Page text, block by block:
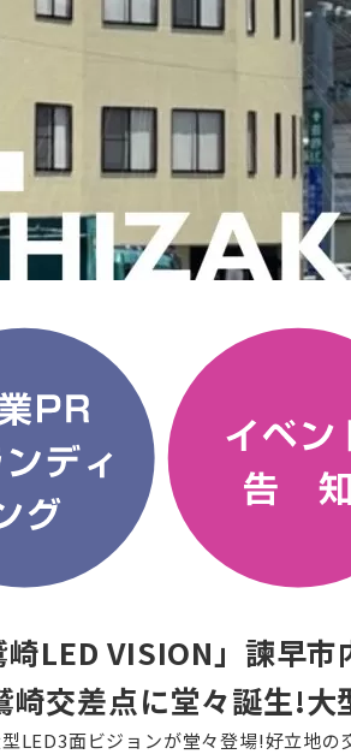
崎LED VISION」諫早
崎交差点に堂々誕生!大
LED3面ビジョンが堂々登場!好立地